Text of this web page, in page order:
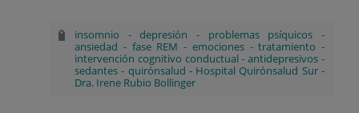
insomnio -depresión - problemas psíquicos -
ansiedad - fase REM - emociones-tratamiento -
intervención cognitivo conductual -antidepresivos -
sedantes - quirónsalud - Hospital Quirónsalud Sur-
Dra. Irene Rubio Bollinger